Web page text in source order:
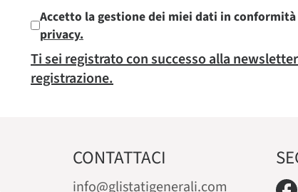
Accetto la gestione dei miei dati in conformità
privacy.
Ti sei registrato con successo alla
registrazione.
CONTATTACI
info@glistatigenerali.com